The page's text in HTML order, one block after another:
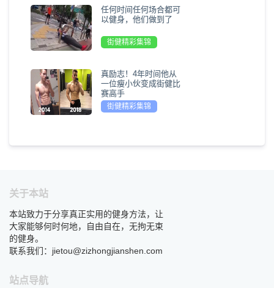
任何时间任何场合都可
以健身，他们做到了
街健精彩集锦
真励志！4年时间他从
一位瘦小伙变成街健比
赛高手
街健精彩集锦
关于本站
本站致力于分享真正实用的健身方法，让
大家能够何时何地，自由自在，无拘无束
的健身。
联系我们：jietou@zizhongjianshen.com
站点导航